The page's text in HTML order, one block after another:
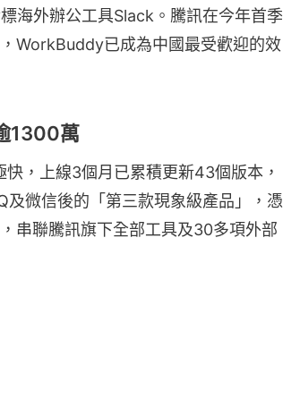
海外辦公工具Slack。騰訊在今年首季
WorkBuddy已成為中國最受歡迎的效
1300萬
，上線3個月已累積更新43個版本，
微信後的「第三款現象級產品」，憑
串聯騰訊旗下全部工具及30多項外部